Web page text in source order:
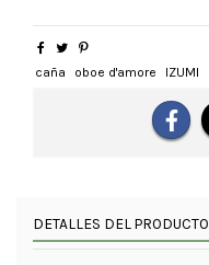
caña oboe d'amore IZUMI
DETALLES DEL PRODUCTO